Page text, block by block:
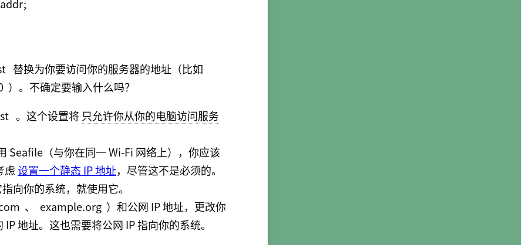
替换为你要访问你的服务器的地址（比如
）。不确定要输入什么吗？
。这个设置将 只允许你从你的电脑访问服务
Seafile（与你在同一 Wi-Fi 网络上），你应该
虑设置一个静态 IP 地址，尽管这不是必须的。
向你的系统，就使用它。
、 example.org ）和公网 IP 地址，更改你
地址。这也需要将公网 IP 指向你的系统。